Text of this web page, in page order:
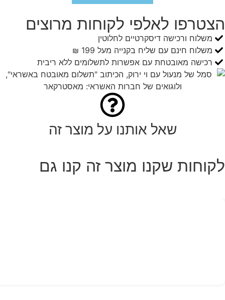
הצטרפו לאלפי לקוחות מרוצים
משלוח ורכישה דיסקרטיים לחלוטין
משלוח חינם עם שליח בקנייה מעל 199 ₪
רכישה מאובטחת עם אפשרות לתשלומים ללא ריבית
שאל אותנו על מוצר זה
לקוחות שקנו מוצר זה קנו גם